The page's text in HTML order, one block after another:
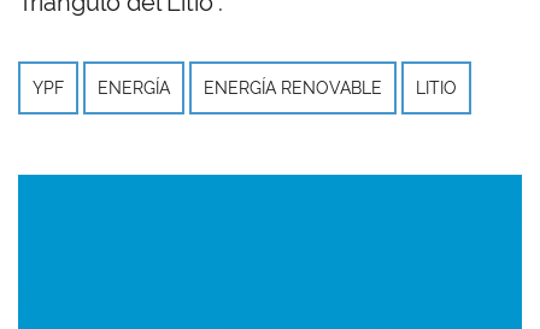
YPF ENERGÍA ENERGÍA RENOVABLE LITIO